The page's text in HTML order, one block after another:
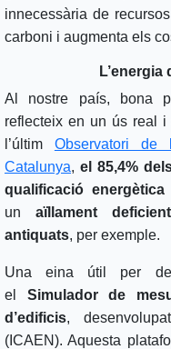
innecessària de
carboni i augmenta els
Al nostre país, bona
reflecteix en un ús real i
l’últim Observatori de
Catalunya, el 85,4%
qualificació
un aïllament
antiquats, per exemple.
Una eina útil per
el Simulador de
d’edificis,
(ICAEN). Aquesta